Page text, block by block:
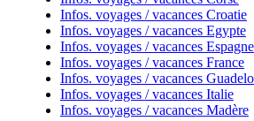
Infos. voyages / vacances Croatie
Infos. voyages / vacances Egypte
Infos. voyages / vacances Espagne
Infos. voyages / vacances France
Infos. voyages / vacances
Infos. voyages / vacances Italie
Infos. voyages / vacances Madère